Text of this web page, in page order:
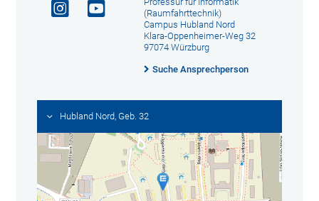
(Raumfahrttechnik)
Campus Hubland Nord
Klara-Oppenheimer-Weg 32
97074 Würzburg
Suche Ansprechperson
Hubland Nord, Geb. 32